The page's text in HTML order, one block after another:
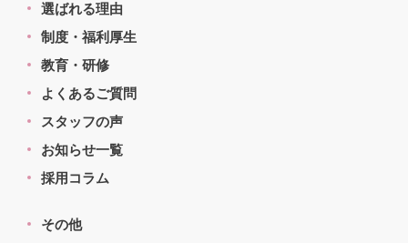
選ばれる理由
制度・福利厚生
教育・研修
よくあるご質問
スタッフの声
お知らせ一覧
採用コラム
その他